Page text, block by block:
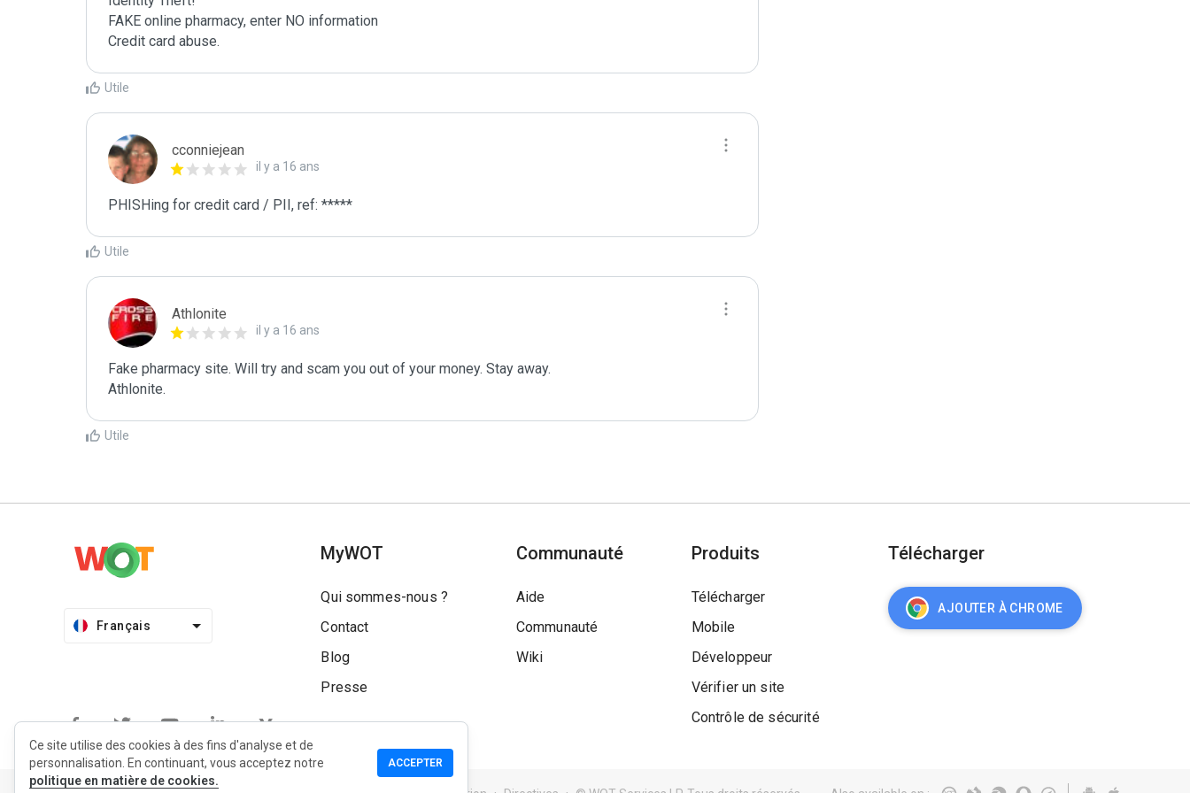
FAKE online pharmacy, enter NO information
Credit card abuse.
Utile
cconniejean
il y a 16 ans
PHISHing for credit card / PII, ref: *****
Utile
Athlonite
il y a 16 ans
Fake pharmacy site. Will try and scam you out of your money. Stay away.
Athlonite.
Utile
Français
MyWOT
Qui sommes-nous ?
Contact
Blog
Presse
Communauté
Aide
Communauté
Wiki
Produits
Télécharger
Mobile
Développeur
Vérifier un site
Contrôle de sécurité
Télécharger
AJOUTER À CHROME
Ce site utilise des cookies à des fins d'analyse et de
personnalisation. En continuant, vous acceptez notre
politique en matière de cookies.
ACCEPTER